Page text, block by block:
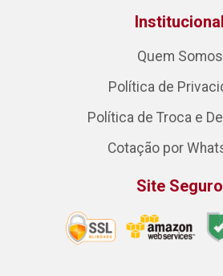
Institucional
Quem Somos
Política de
Política de Troca e
Cotação por
Site Seguro